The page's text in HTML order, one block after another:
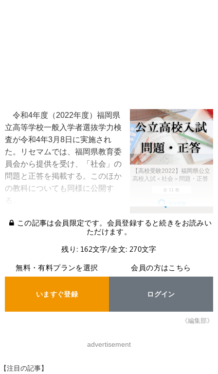
【高校受験2022】福岡県公立
高校入試＜社会＞問題・正答
全 11 枚
令和4年度（2022年度）福岡県
立高等学校一般入学者選抜学力検
査が令和4年3月8日に実施され
た。リセマムでは、福岡県教育委
員会から提供を受け、「社会」の
問題と正答を掲載する。このほか
の教科についても同様に公開す
る。
この記事は会員限定です。会員登録すると続きをお読みい
ただけます。
残り: 162文字/全文: 270文字
無料・有料プランを選択
いますぐ登録
会員の方はこちら
ログイン
《編集部》
advertisement
【注目の記事】